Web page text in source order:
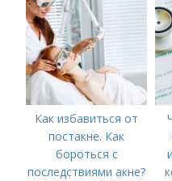
Как избавиться от
постакне. Как
бороться с
последствиями акне?